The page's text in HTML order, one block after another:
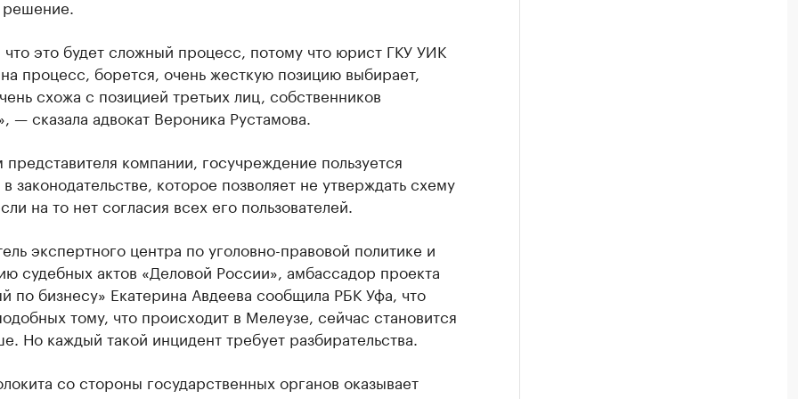
это будет сложный процесс, потому что юрист ГКУ УИК
процесс, борется, очень жесткую позицию выбирает,
схожа с позицией третьих лиц, собственников
— сказала адвокат Вероника Рустамова.
компании, госучреждение пользуется
законодательстве, которое позволяет не утверждать схему
на то нет согласия всех его пользователей.
экспертного центра по уголовно-правовой политике и
судебных актов «Деловой России», амбассадор проекта
по бизнесу» Екатерина Авдеева сообщила РБК Уфа, что
тому, что происходит в Мелеузе, сейчас становится
Но каждый такой инцидент требует разбирательства.
со стороны государственных органов оказывает